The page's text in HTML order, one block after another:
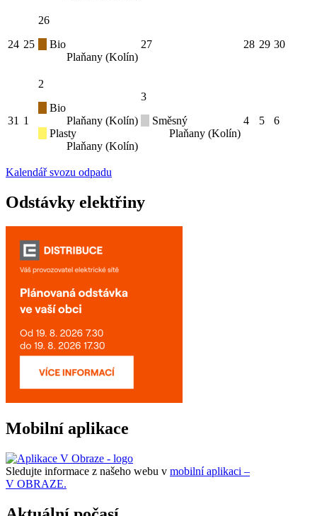
24 25
26
Bio
Plaňany (Kolín)
27 28 29 30
31 1
2
Bio
Plaňany (Kolín)
Plasty
Plaňany (Kolín)
3
Směsný
Plaňany (Kolín)
4 5 6
Kalendář svozu odpadu
Odstávky elektřiny
Mobilní aplikace
Sledujte informace z našeho webu v mobilní aplikaci –
V OBRAZE.